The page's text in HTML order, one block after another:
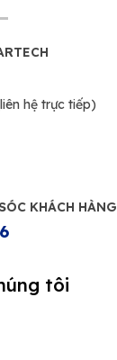
hệ trực tiếp)
KHÁCH HÀNG
tôi